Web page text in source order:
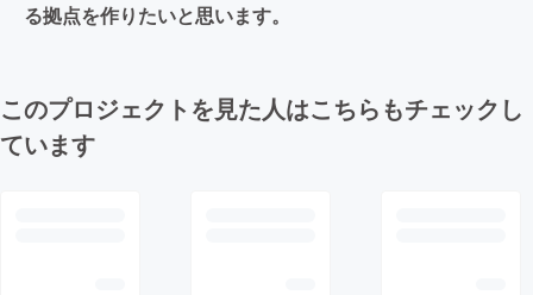
る拠点を作りたいと思います。
このプロジェクトを見た人はこちらもチェックし
ています